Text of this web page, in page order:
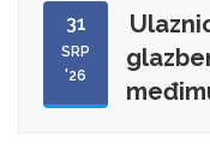
31
SRP
'26